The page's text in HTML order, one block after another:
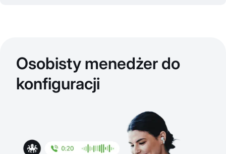
Osobisty menedżer do
konfiguracji